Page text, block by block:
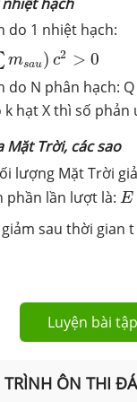
do 1 nhiệt hạch:
msau) c2 > 0
) 0
N phân hạch: Q
hạt X thì số phản
Mặt Trời, các sao
lượng Mặt Trời
phần lần lượt là: E
E
sau thời gian t
Luyện bài
ÔN THI